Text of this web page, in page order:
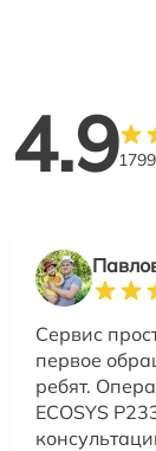
4.9
Сервис
первое
ребят.
ECOSYS